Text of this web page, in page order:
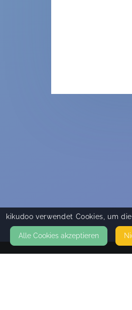
kikudoo verwendet Cookies, um
Alle Cookies akzeptieren